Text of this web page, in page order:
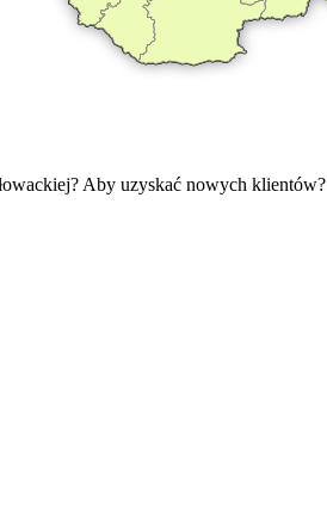
Aby uzyskać nowych klientów?